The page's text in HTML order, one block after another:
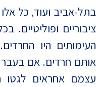
בתל-אביב ועוד, כל
ציבוריים ופוליטיים.
העימותים היו
אותם חרדים. אם בעבר
עצמם אחראים לגטו